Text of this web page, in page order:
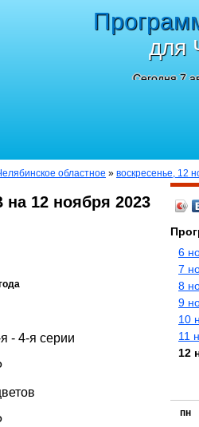
для
Сегодня 7
областное » воскресенье, 12
12 ноября 2023
- 4-я серии
6
7
8
9
10
11
12
пн